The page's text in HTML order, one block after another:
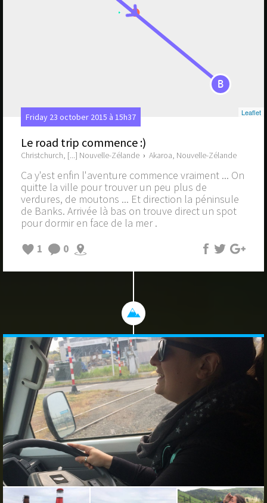
B
Leaflet
Friday 23 october 2015 à 15h37
Le road trip commence :)
Christchurch, [...] Nouvelle-Zélande › Akaroa, Nouvelle-Zélande
Ca y'est enfin l'aventure commence vraiment ... On
quitte la ville pour trouver un peu plus de
verdures, de moutons ... Et direction la péninsule
de Banks. Arrivée là bas on trouve direct un spot
pour dormir en face de la mer .
1
0